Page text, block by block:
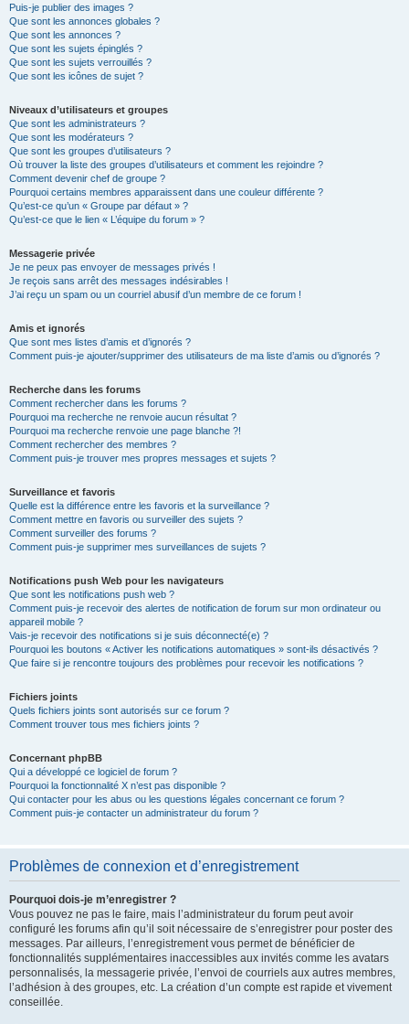
Puis-je publier des images ?
Que sont les annonces globales ?
Que sont les annonces ?
Que sont les sujets épinglés ?
Que sont les sujets verrouillés ?
Que sont les icônes de sujet ?
Niveaux d’utilisateurs et groupes
Que sont les administrateurs ?
Que sont les modérateurs ?
Que sont les groupes d’utilisateurs ?
Où trouver la liste des groupes d’utilisateurs et comment les rejoindre ?
Comment devenir chef de groupe ?
Pourquoi certains membres apparaissent dans une couleur différente ?
Qu’est-ce qu’un « Groupe par défaut » ?
Qu’est-ce que le lien « L’équipe du forum » ?
Messagerie privée
Je ne peux pas envoyer de messages privés !
Je reçois sans arrêt des messages indésirables !
J’ai reçu un spam ou un courriel abusif d’un membre de ce forum !
Amis et ignorés
Que sont mes listes d’amis et d’ignorés ?
Comment puis-je ajouter/supprimer des utilisateurs de ma liste d’amis ou d’ignorés ?
Recherche dans les forums
Comment rechercher dans les forums ?
Pourquoi ma recherche ne renvoie aucun résultat ?
Pourquoi ma recherche renvoie une page blanche ?!
Comment rechercher des membres ?
Comment puis-je trouver mes propres messages et sujets ?
Surveillance et favoris
Quelle est la différence entre les favoris et la surveillance ?
Comment mettre en favoris ou surveiller des sujets ?
Comment surveiller des forums ?
Comment puis-je supprimer mes surveillances de sujets ?
Notifications push Web pour les navigateurs
Que sont les notifications push web ?
Comment puis-je recevoir des alertes de notification de forum sur mon ordinateur ou
appareil mobile ?
Vais-je recevoir des notifications si je suis déconnecté(e) ?
Pourquoi les boutons « Activer les notifications automatiques » sont-ils désactivés ?
Que faire si je rencontre toujours des problèmes pour recevoir les notifications ?
Fichiers joints
Quels fichiers joints sont autorisés sur ce forum ?
Comment trouver tous mes fichiers joints ?
Concernant phpBB
Qui a développé ce logiciel de forum ?
Pourquoi la fonctionnalité X n’est pas disponible ?
Qui contacter pour les abus ou les questions légales concernant ce forum ?
Comment puis-je contacter un administrateur du forum ?
Problèmes de connexion et d’enregistrement
Pourquoi dois-je m’enregistrer ?
Vous pouvez ne pas le faire, mais l’administrateur du forum peut avoir
configuré les forums afin qu’il soit nécessaire de s’enregistrer pour poster des
messages. Par ailleurs, l’enregistrement vous permet de bénéficier de
fonctionnalités supplémentaires inaccessibles aux invités comme les avatars
personnalisés, la messagerie privée, l’envoi de courriels aux autres membres,
l’adhésion à des groupes, etc. La création d’un compte est rapide et vivement
conseillée.